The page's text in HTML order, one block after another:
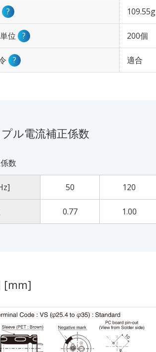
? 109.55g
位 ? 200個
? 適合
ル電流補正係数
数
50 120
0.77 1.00
[mm]